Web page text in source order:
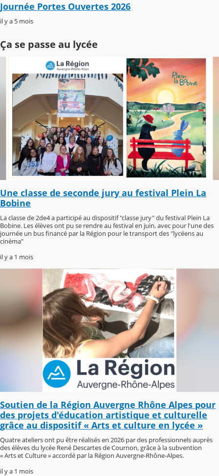
Journée Portes Ouvertes 2026
il y a 5 mois
Ça se passe au lycée
Une classe de seconde jury au festival Plein La
Bobine
La classe de 2de4 a participé au dispositif "classe jury" du festival Plein La
Bobine. Les élèves ont pu se rendre au festival en juin, avec pour l'une des
journée un bus financé par la Région pour le transport des "lycéens au
cinéma"
il y a 1 mois
Soutien de la Région Auvergne Rhône Alpes pour
des projets d'éducation artistique et culturelle
grâce au dispositif « Arts et culture en lycée »
Quatre ateliers ont pu être réalisés en 2026 par des professionnels auprès
des élèves du lycée René Descartes de Cournon, grâce à la subvention
« Arts et Culture » accordé par la Région Auvergne-Rhône-Alpes.
il y a 1 mois